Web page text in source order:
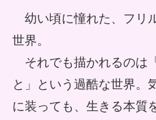
幼い頃に憧れた、フリ
世界。
それでも描かれるのは
と」という過酷な世界。
に装っても、生きる本質